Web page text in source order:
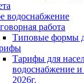
водоснабжение
работа
Типовые формы
Тарифы для
водоснабжение и
2026г.